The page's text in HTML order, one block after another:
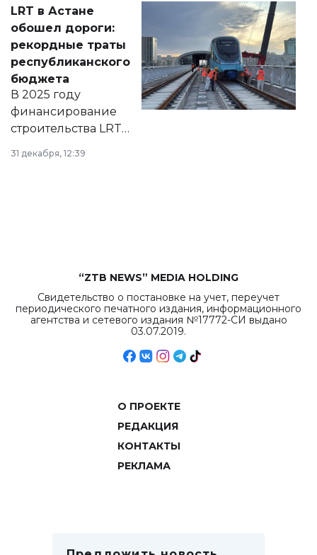
документ
появился в базе
нормативных
правовых актов и
на сайте маслихат
города.
LRT в Астане
обошел дороги:
рекордные траты
республиканского
бюджета
В 2025 году
финансирование
строительства LRT
в Астане из
республиканского
31 декабря, 12:39
“ZTB NEWS” MEDIA HOLDING
Свидетельство о постановке на учет, переучет
периодического печатного издания, информационного
агентства и сетевого издания №17772-СИ выдано
03.07.2019.
О ПРОЕКТЕ
РЕДАКЦИЯ
КОНТАКТЫ
РЕКЛАМА